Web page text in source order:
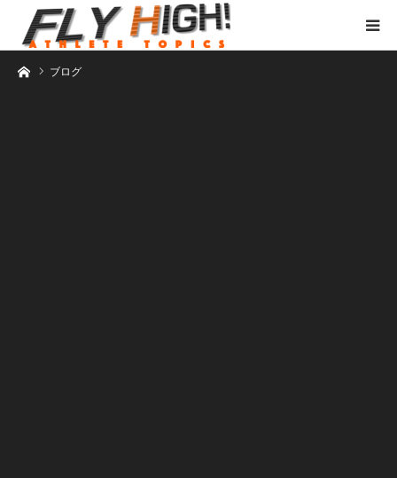
ホームブログ